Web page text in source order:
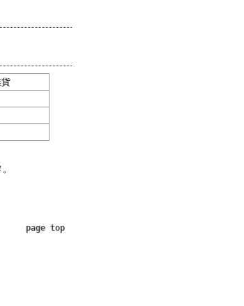
page top